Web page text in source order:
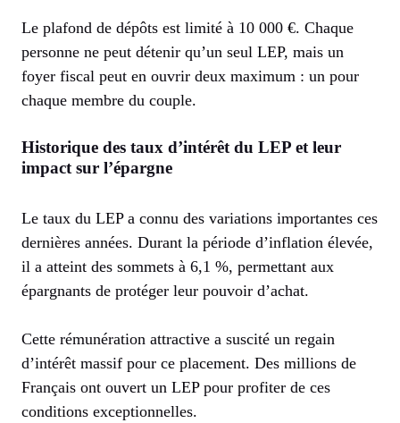
Le plafond de dépôts est limité à 10 000 €. Chaque
personne ne peut détenir qu’un seul LEP, mais un
foyer fiscal peut en ouvrir deux maximum : un pour
chaque membre du couple.
Historique des taux d’intérêt du LEP et leur
impact sur l’épargne
Le taux du LEP a connu des variations importantes ces
dernières années. Durant la période d’inflation élevée,
il a atteint des sommets à 6,1 %, permettant aux
épargnants de protéger leur pouvoir d’achat.
Cette rémunération attractive a suscité un regain
d’intérêt massif pour ce placement. Des millions de
Français ont ouvert un LEP pour profiter de ces
conditions exceptionnelles.